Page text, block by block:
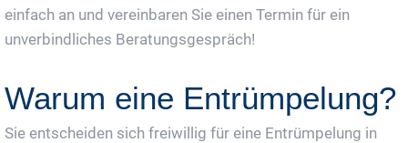
einfach an und vereinbaren Sie einen Termin für ein
unverbindliches Beratungsgespräch!
Warum eine Entrümpelung?
Sie entscheiden sich freiwillig für eine Entrümpelung in